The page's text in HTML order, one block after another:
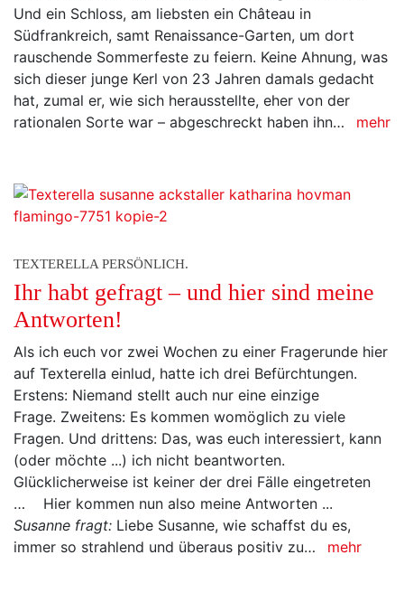
Und ein Schloss, am liebsten ein Château in
Südfrankreich, samt Renaissance-Garten, um dort
rauschende Sommerfeste zu feiern. Keine Ahnung, was
sich dieser junge Kerl von 23 Jahren damals gedacht
hat, zumal er, wie sich herausstellte, eher von der
rationalen Sorte war – abgeschreckt haben ihn…
mehr
TEXTERELLA PERSÖNLICH.
Ihr habt gefragt – und hier sind meine
Antworten!
Als ich euch vor zwei Wochen zu einer Fragerunde hier
auf Texterella einlud, hatte ich drei Befürchtungen.
Erstens: Niemand stellt auch nur eine einzige
Frage. Zweitens: Es kommen womöglich zu viele
Fragen. Und drittens: Das, was euch interessiert, kann
(oder möchte ...) ich nicht beantworten.
Glücklicherweise ist keiner der drei Fälle eingetreten
… Hier kommen nun also meine Antworten ...
Susanne fragt: Liebe Susanne, wie schaffst du es,
immer so strahlend und überaus positiv zu…
mehr